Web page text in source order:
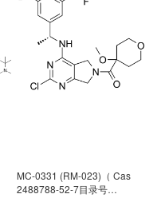
MC-0331 (RM-023)（ Cas
2488788-52-7目录号